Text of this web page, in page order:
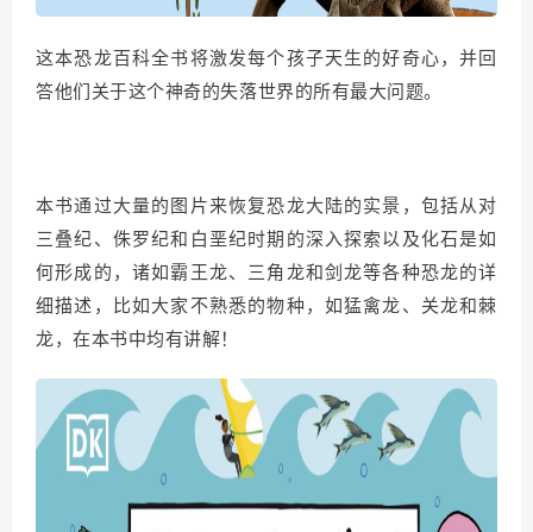
这本恐龙百科全书将激发每个孩子天生的好奇心，并回
答他们关于这个神奇的失落世界的所有最大问题。
本书通过大量的图片来恢复恐龙大陆的实景，包括从对
三叠纪、侏罗纪和白垩纪时期的深入探索以及化石是如
何形成的，诸如霸王龙、三角龙和剑龙等各种恐龙的详
细描述，比如大家不熟悉的物种，如猛禽龙、关龙和棘
龙，在本书中均有讲解！